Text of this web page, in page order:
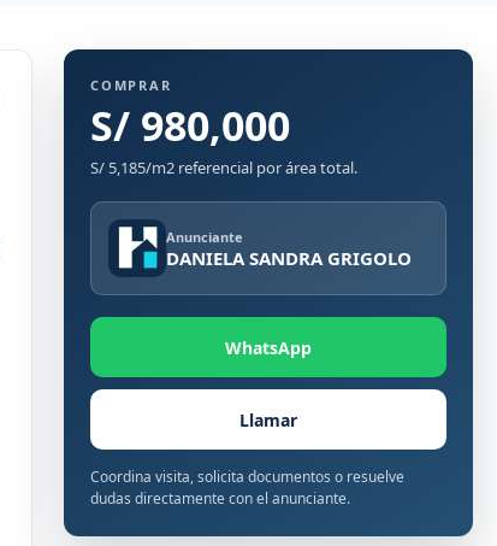
COMPRAR
S/ 980,000
S/ 5,185/m2 referencial por área total.
Anunciante
DANIELA SANDRA GRIGOLO
WhatsApp
Llamar
Coordina visita, solicita documentos o resuelve
dudas directamente con el anunciante.